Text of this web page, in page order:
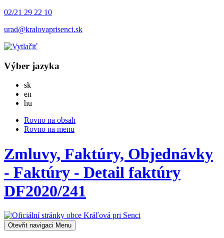
02/21 29 22 10
urad@kralovaprisenci.sk
Výber jazyka
skSlovensky
en
hu
Rovno na obsah
Rovno na menu
Zmluvy, Faktúry, Objednávky
- Faktúry - Detail faktúry
DF2020/241
Otevřit navigaci Menu